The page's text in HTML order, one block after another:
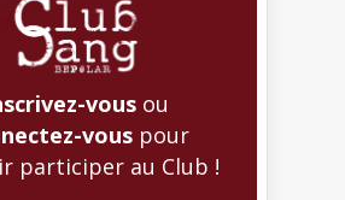
vous ou
vous pour
participer au Club !